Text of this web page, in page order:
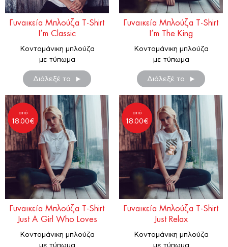
Γυναικεία Μπλούζα T-Shirt
I’m Classic
Κοντομάνικη μπλούζα
με τύπωμα
Διάλεξέ το
Γυναικεία Μπλούζα T-Shirt
I’m The King
Κοντομάνικη μπλούζα
με τύπωμα
Διάλεξέ το
από
18.00€
Γυναικεία Μπλούζα T-Shirt
Just A Girl Who Loves
Κοντομάνικη μπλούζα
με τύπωμα
από
18.00€
Γυναικεία Μπλούζα T-Shirt
Just Relax
Κοντομάνικη μπλούζα
με τύπωμα